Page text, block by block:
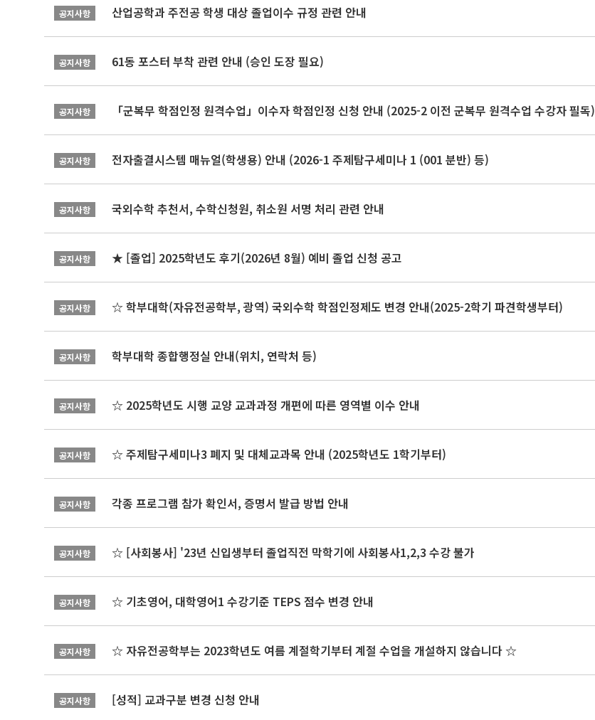
공지사항 산업공학과 주전공 학생 대상 졸업이수 규정 관련 안내
공지사항 61동 포스터 부착 관련 안내 (승인 도장 필요)
공지사항 「군복무 학점인정 원격수업」이수자 학점인정 신청 안내 (2025-2 이전 군복무 원격수업 수강자 필독)
공지사항 전자출결시스템 매뉴얼(학생용) 안내 (2026-1 주제탐구세미나 1 (001 분반) 등)
공지사항 국외수학 추천서, 수학신청원, 취소원 서명 처리 관련 안내
공지사항 ★ [졸업] 2025학년도 후기(2026년 8월) 예비 졸업 신청 공고
공지사항 ☆ 학부대학(자유전공학부, 광역) 국외수학 학점인정제도 변경 안내(2025-2학기 파견학생부터)
공지사항 학부대학 종합행정실 안내(위치, 연락처 등)
공지사항 ☆ 2025학년도 시행 교양 교과과정 개편에 따른 영역별 이수 안내
공지사항 ☆ 주제탐구세미나3 폐지 및 대체교과목 안내 (2025학년도 1학기부터)
공지사항 각종 프로그램 참가 확인서, 증명서 발급 방법 안내
공지사항 ☆ [사회봉사] '23년 신입생부터 졸업직전 막학기에 사회봉사1,2,3 수강 불가
공지사항 ☆ 기초영어, 대학영어1 수강기준 TEPS 점수 변경 안내
공지사항 ☆ 자유전공학부는 2023학년도 여름 계절학기부터 계절 수업을 개설하지 않습니다 ☆
공지사항 [성적] 교과구분 변경 신청 안내